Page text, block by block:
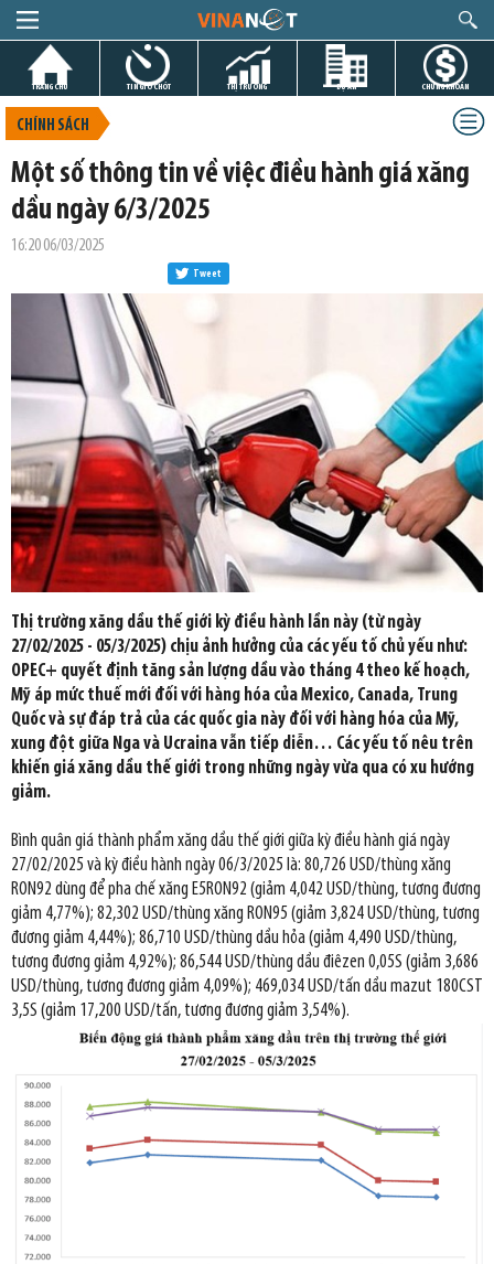
TRANG CHỦ TIN GIỜ CHÓT THỊ TRƯỜNG DỰ ÁN CHỨNG KHOÁN
CHÍNH SÁCH
Một số thông tin về việc điều hành giá xăng
dầu ngày 6/3/2025
16:20 06/03/2025
Tweet
Thị trường xăng dầu thế giới kỳ điều hành lần này (từ ngày
27/02/2025 - 05/3/2025) chịu ảnh hưởng của các yếu tố chủ yếu như:
OPEC+ quyết định tăng sản lượng dầu vào tháng 4 theo kế hoạch,
Mỹ áp mức thuế mới đối với hàng hóa của Mexico, Canada, Trung
Quốc và sự đáp trả của các quốc gia này đối với hàng hóa của Mỹ,
xung đột giữa Nga và Ucraina vẫn tiếp diễn… Các yếu tố nêu trên
khiến giá xăng dầu thế giới trong những ngày vừa qua có xu hướng
giảm.
Bình quân giá thành phẩm xăng dầu thế giới giữa kỳ điều hành giá ngày
27/02/2025 và kỳ điều hành ngày 06/3/2025 là: 80,726 USD/thùng xăng
RON92 dùng để pha chế xăng E5RON92 (giảm 4,042 USD/thùng, tương đương
giảm 4,77%); 82,302 USD/thùng xăng RON95 (giảm 3,824 USD/thùng, tương
đương giảm 4,44%); 86,710 USD/thùng dầu hỏa (giảm 4,490 USD/thùng,
tương đương giảm 4,92%); 86,544 USD/thùng dầu điêzen 0,05S (giảm 3,686
USD/thùng, tương đương giảm 4,09%); 469,034 USD/tấn dầu mazut 180CST
3,5S (giảm 17,200 USD/tấn, tương đương giảm 3,54%).